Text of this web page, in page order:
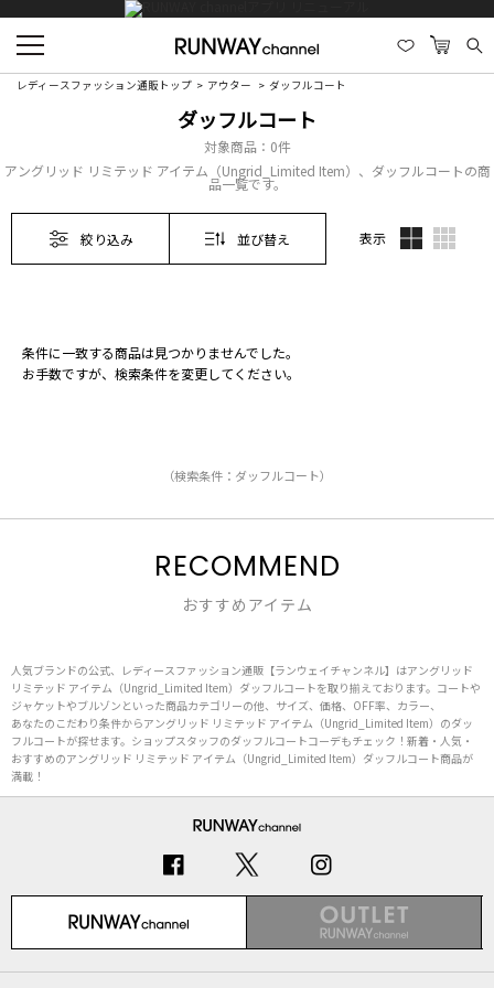
レディースファッション通販トップ アウター ダッフルコート
ダッフルコート
対象商品： 0件
アングリッド リミテッド アイテム（Ungrid_Limited Item）、ダッフルコートの商
品一覧です。
絞り込み 並び替え 表示
条件に一致する商品は見つかりませんでした。
お手数ですが、検索条件を変更してください。
（検索条件：ダッフルコート）
RECOMMEND
おすすめアイテム
人気ブランドの公式、レディースファッション通販【ランウェイチャンネル】はアングリッド
リミテッド アイテム（Ungrid_Limited Item）ダッフルコートを取り揃えております。コートや
ジャケットやブルゾンといった商品カテゴリーの他、サイズ、価格、OFF率、カラー、
あなたのこだわり条件からアングリッド リミテッド アイテム（Ungrid_Limited Item）のダッ
フルコートが探せます。ショップスタッフのダッフルコートコーデもチェック！新着・人気・
おすすめのアングリッド リミテッド アイテム（Ungrid_Limited Item）ダッフルコート商品が
満載！